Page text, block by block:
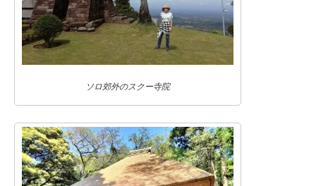
ソロ郊外のスクー寺院